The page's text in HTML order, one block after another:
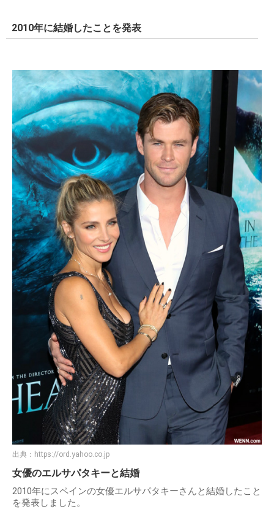
2010年に結婚したことを発表
出典： https://ord.yahoo.co.jp
女優のエルサパタキーと結婚
2010年にスペインの女優エルサパタキーさんと結婚したこと
を発表しました。